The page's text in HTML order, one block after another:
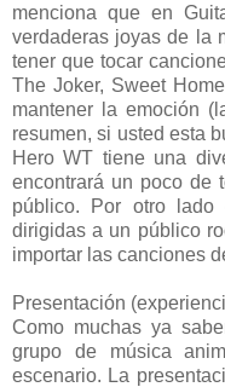
menciona que en
verdaderas joyas de la
tener que tocar
The Joker, Sweet
mantener la emoción
resumen, si usted esta
Hero WT tiene una
encontrará un poco de
público. Por otro
dirigidas a un público
importar las canciones
Presentación
Como muchas ya
grupo de música
escenario. La